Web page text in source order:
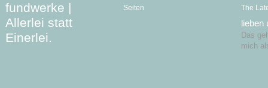
fundwerke |
Allerlei statt
Einerlei.
Seiten The
lieben
Das
mich